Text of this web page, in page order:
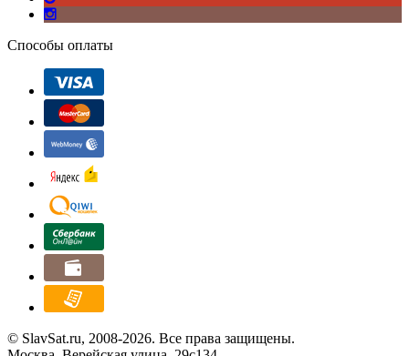
Способы оплаты
© SlavSat.ru, 2008-2026. Все права защищены.